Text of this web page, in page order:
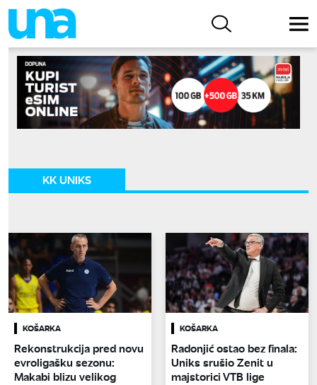
KK UNIKS
KOŠARKA
Rekonstrukcija pred novu
evroligašku sezonu:
Makabi blizu velikog
KOŠARKA
Radonjić ostao bez finala:
Uniks srušio Zenit u
majstorici VTB lige